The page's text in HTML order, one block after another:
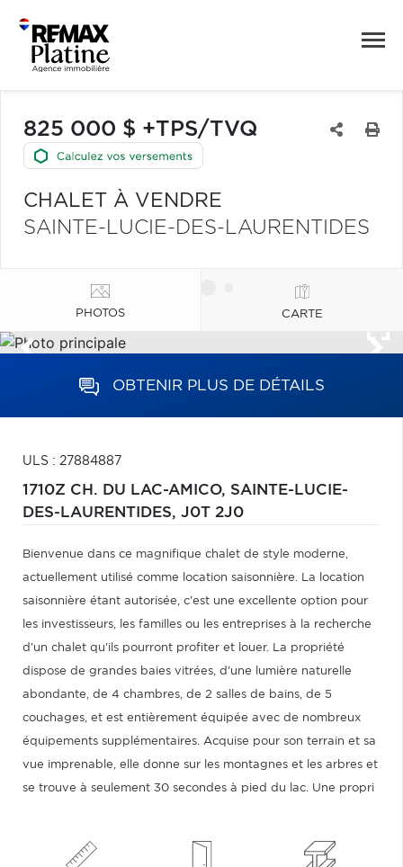
825 000 $ +TPS/TVQ
CHALET À VENDRE
SAINTE-LUCIE-DES-LAURENTIDES
PHOTOS CARTE
OBTENIR PLUS DE DÉTAILS
ULS : 27884887
1710Z CH. DU LAC-AMICO, SAINTE-LUCIE-
DES-LAURENTIDES, J0T 2J0
Bienvenue dans ce magnifique chalet de style moderne,
actuellement utilisé comme location saisonnière. La location
saisonnière étant autorisée, c'est une excellente option pour
les investisseurs, les familles ou les entreprises à la recherche
d'un chalet qu'ils pourront profiter et louer. La propriété
dispose de grandes baies vitrées, d'une lumière naturelle
abondante, de 4 chambres, de 2 salles de bains, de 5
couchages, et est entièrement équipée avec de nombreux
équipements supplémentaires. Acquise pour son terrain et sa
vue imprenable, elle donne sur les montagnes et les arbres et
se trouve à seulement 30 secondes à pied du lac. Une propri